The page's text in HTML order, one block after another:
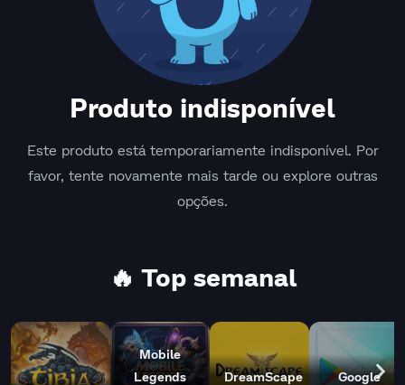
Produto indisponível
Este produto está temporariamente indisponível. Por
favor, tente novamente mais tarde ou explore outras
opções.
🔥 Top semanal
Mobile
Legends
DreamScape
Google